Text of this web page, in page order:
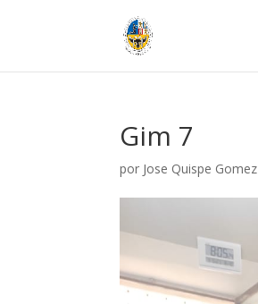
Gim 7
por Jose Quispe Gomez